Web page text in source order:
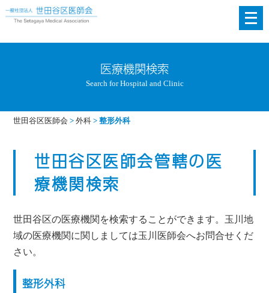
メ
ニ
く
医療機関検索
Search for Hospital and Clinic
世田谷区医師会 >外科 >整形外科
世田谷区医師会管轄の医
療機関検索
世田谷区の医療機関を検索することができます。玉川地
域の医療機関に関しましては玉川医師会へお問合せくだ
さい。
整形外科